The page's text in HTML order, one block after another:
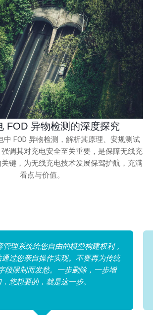
FOD 异物检测的深度探究
中 FOD 异物检测，解析其原理、安规测试
调其对充电安全至关重要，是保障无线充
键，为无线充电技术发展保驾护航，充满
看点与价值。
管理系统给您自由的模型构建权利，
过您亲自操作实现。不要再为传统
段限制而发愁。一步删除，一步增
，您想要的，就是这一步。